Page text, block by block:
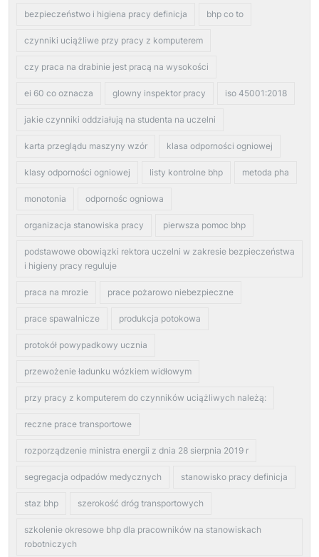
bezpieczeństwo i higiena pracy definicja bhp co to
czynniki uciążliwe przy pracy z komputerem
czy praca na drabinie jest pracą na wysokości
ei 60 co oznacza glowny inspektor pracy iso 45001:2018
jakie czynniki oddziałują na studenta na uczelni
karta przeglądu maszyny wzór klasa odporności ogniowej
klasy odporności ogniowej listy kontrolne bhp metoda pha
monotonia odpornośc ogniowa
organizacja stanowiska pracy pierwsza pomoc bhp
podstawowe obowiązki rektora uczelni w zakresie bezpieczeństwa
i higieny pracy reguluje
praca na mrozie prace pożarowo niebezpieczne
prace spawalnicze produkcja potokowa
protokół powypadkowy ucznia
przewożenie ładunku wózkiem widłowym
przy pracy z komputerem do czynników uciążliwych należą:
reczne prace transportowe
rozporządzenie ministra energii z dnia 28 sierpnia 2019 r
segregacja odpadów medycznych stanowisko pracy definicja
staz bhp szerokość dróg transportowych
szkolenie okresowe bhp dla pracowników na stanowiskach
robotniczych